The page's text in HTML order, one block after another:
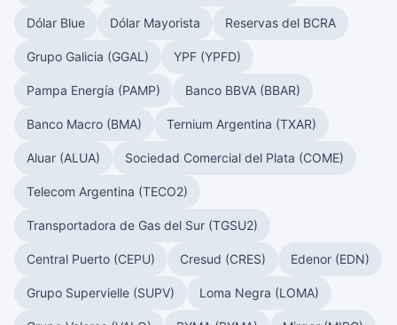
Dólar Blue Dólar Mayorista Reservas del BCRA
Grupo Galicia (GGAL) YPF (YPFD)
Pampa Energía (PAMP) Banco BBVA (BBAR)
Banco Macro (BMA) Ternium Argentina (TXAR)
Aluar (ALUA) Sociedad Comercial del Plata (COME)
Telecom Argentina (TECO2)
Transportadora de Gas del Sur (TGSU2)
Central Puerto (CEPU) Cresud (CRES) Edenor (EDN)
Grupo Supervielle (SUPV) Loma Negra (LOMA)